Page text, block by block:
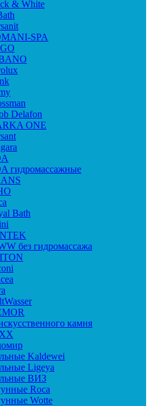
& White
SPA
Delafon
ONE
гидромассажные
Bath
без гидромассажа
камня
Kaldewei
Ligeya
ВИЗ
Roca
Wotte